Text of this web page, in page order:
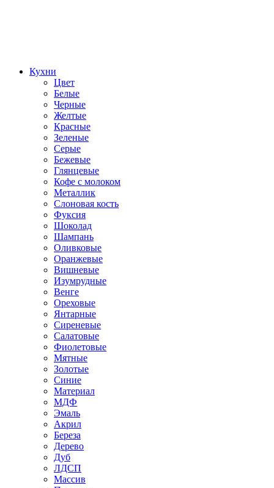
Кухни
Цвет
Белые
Черные
Желтые
Красные
Зеленые
Серые
Бежевые
Глянцевые
Кофе с молоком
Металлик
Слоновая кость
Фуксия
Шоколад
Шампань
Оливковые
Оранжевые
Вишневые
Изумрудные
Венге
Ореховые
Янтарные
Сиреневые
Салатовые
Фиолетовые
Мятные
Золотые
Синие
Материал
МДФ
Эмаль
Акрил
Береза
Дерево
Дуб
ЛДСП
Массив